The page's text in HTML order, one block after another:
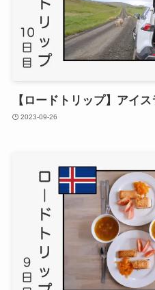
【ロードトリップ】アイ
2023-09-26